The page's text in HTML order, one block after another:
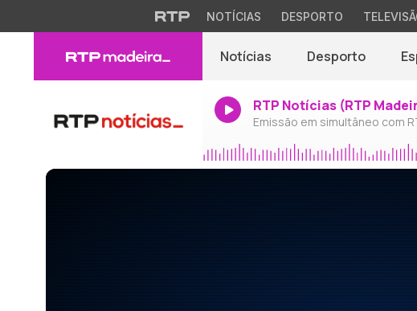
NOTÍCIAS DESPORTO
Notícias Desporto
RTP Notícias (RTP
Emissão em simultâneo com